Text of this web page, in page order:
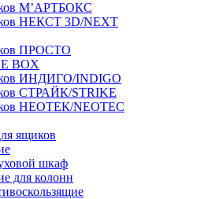
М’АРТБОКС
НЕКСТ 3D/NEXT
ПРОСТО
BOX
ИНДИГО/INDIGO
СТРАЙК/STRIKE
НЕОТЕК/NEOTEC
ящиков
шкаф
для колонн